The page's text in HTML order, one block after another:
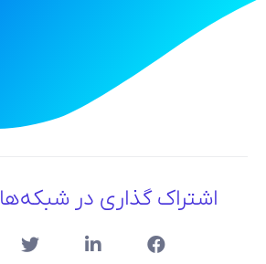
اشتراک گذاری در